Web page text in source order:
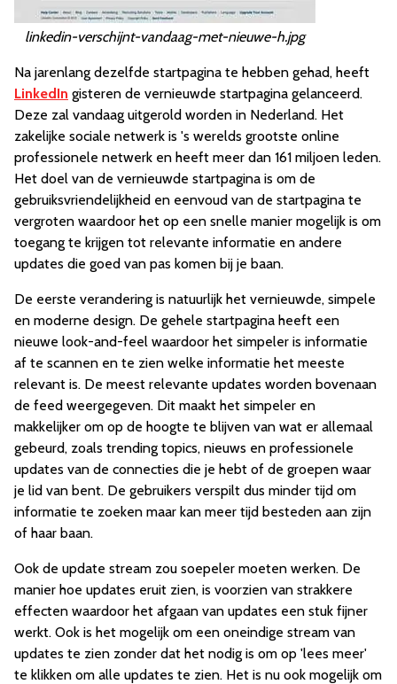
linkedin-verschijnt-vandaag-met-nieuwe-h.jpg
Na jarenlang dezelfde startpagina te hebben gehad, heeft
LinkedIn gisteren de vernieuwde startpagina gelanceerd.
Deze zal vandaag uitgerold worden in Nederland. Het
zakelijke sociale netwerk is 's werelds grootste online
professionele netwerk en heeft meer dan 161 miljoen leden.
Het doel van de vernieuwde startpagina is om de
gebruiksvriendelijkheid en eenvoud van de startpagina te
vergroten waardoor het op een snelle manier mogelijk is om
toegang te krijgen tot relevante informatie en andere
updates die goed van pas komen bij je baan.
De eerste verandering is natuurlijk het vernieuwde, simpele
en moderne design. De gehele startpagina heeft een
nieuwe look-and-feel waardoor het simpeler is informatie
af te scannen en te zien welke informatie het meeste
relevant is. De meest relevante updates worden bovenaan
de feed weergegeven. Dit maakt het simpeler en
makkelijker om op de hoogte te blijven van wat er allemaal
gebeurd, zoals trending topics, nieuws en professionele
updates van de connecties die je hebt of de groepen waar
je lid van bent. De gebruikers verspilt dus minder tijd om
informatie te zoeken maar kan meer tijd besteden aan zijn
of haar baan.
Ook de update stream zou soepeler moeten werken. De
manier hoe updates eruit zien, is voorzien van strakkere
effecten waardoor het afgaan van updates een stuk fijner
werkt. Ook is het mogelijk om een oneindige stream van
updates te zien zonder dat het nodig is om op 'lees meer'
te klikken om alle updates te zien. Het is nu ook mogelijk om